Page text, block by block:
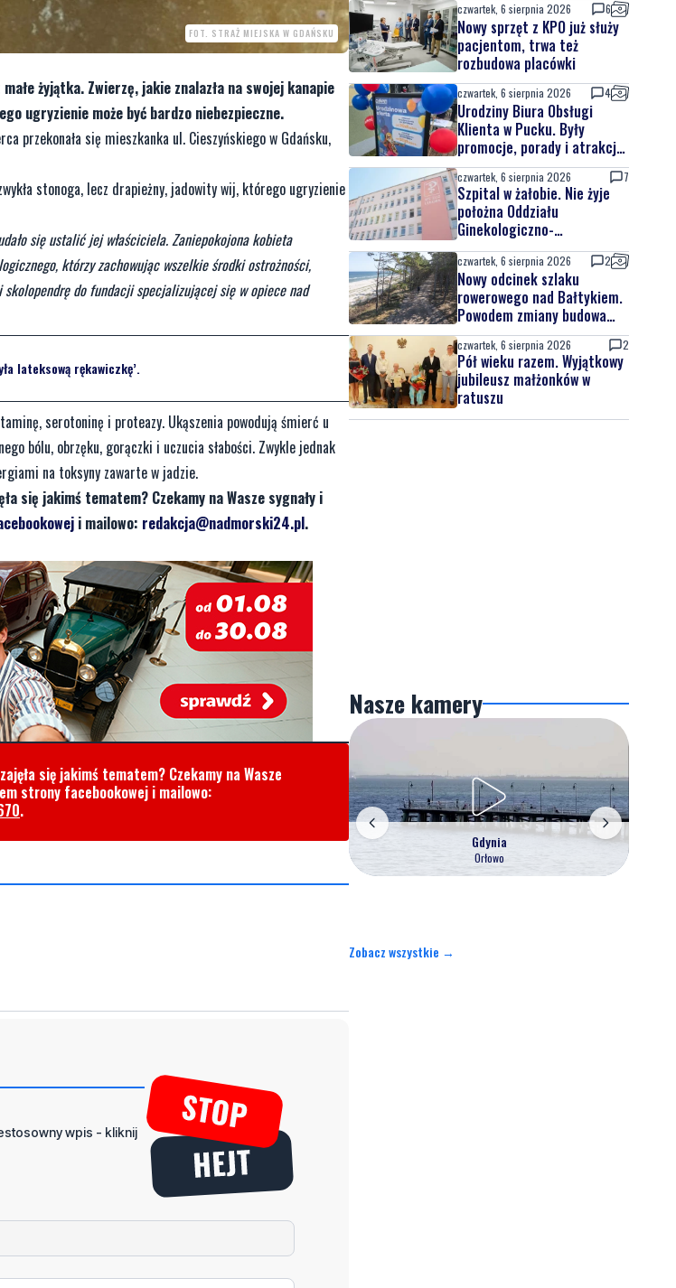
FOT. STRAŻ MIEJSKA W GDAŃSKU
żyjątka. Zwierzę, jakie znalazła na swojej kanapie
ugryzienie może być bardzo niebezpieczne.
przekonała się mieszkanka ul. Cieszyńskiego w Gdańsku,
stonoga, lecz drapieżny, jadowity wij, którego ugryzienie
się ustalić jej właściciela. Zaniepokojona kobieta
którzy zachowując wszelkie środki ostrożności,
do fundacji specjalizującej się w opiece nad
lateksową rękawiczkę’.
serotoninę i proteazy. Ukąszenia powodują śmierć u
bólu, obrzęku, gorączki i uczucia słabości. Zwykle jednak
na toksyny zawarte w jadzie.
się jakimś tematem? Czekamy na Wasze sygnały i
i mailowo: redakcja@nadmorski24.pl.
się jakimś tematem? Czekamy na Wasze
strony facebookowej i mailowo:
.
wpis - kliknij
czwartek, 6 sierpnia 2026 6
Nowy sprzęt z KPO już służy
pacjentom, trwa też
rozbudowa placówki
czwartek, 6 sierpnia 2026 4
Urodziny Biura Obsługi
Klienta w Pucku. Były
promocje, porady i atrakcje
dla najmłodszych
czwartek, 6 sierpnia 2026 7
Szpital w żałobie. Nie żyje
położna Oddziału
Ginekologiczno-
Położniczego
czwartek, 6 sierpnia 2026 2
Nowy odcinek szlaku
rowerowego nad Bałtykiem.
Powodem zmiany budowa
elektrowni jądrowej
czwartek, 6 sierpnia 2026 2
Pół wieku razem. Wyjątkowy
jubileusz małżonków w
ratuszu
Nasze kamery
Gdynia
Orłowo
Zobacz wszystkie →